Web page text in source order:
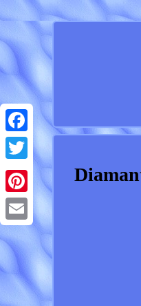
Facebook
Twitter
Pinterest
Email